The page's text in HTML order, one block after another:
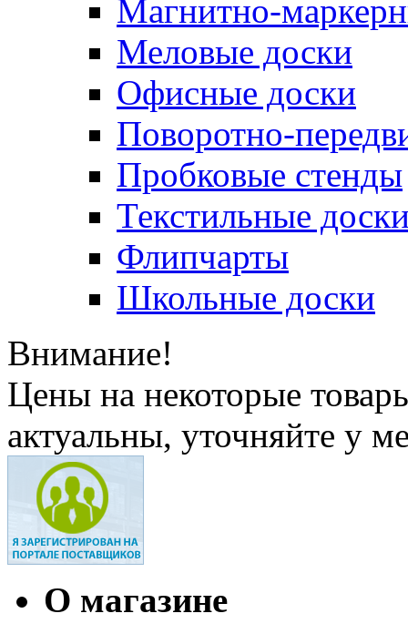
Магнитно-
Меловые доски
Офисные доски
Поворотно-
Пробковые стенды
Текстильные
Флипчарты
Школьные доски
Внимание!
Цены на некоторые
актуальны, уточняйте у
О магазине